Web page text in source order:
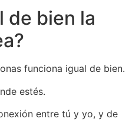
de bien la
funciona igual de bien.
estés.
entre tú y yo, y de